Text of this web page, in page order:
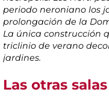
periodo neroniano los
prolongación de la
La única construcción
triclinio de verano
jardines.
Las otras salas